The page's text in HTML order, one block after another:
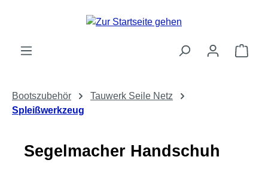
Zum Hauptinhalt springen
Bootszubehör
Tauwerk Seile Netz
Spleißwerkzeug
Segelmacher Handschuh